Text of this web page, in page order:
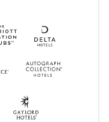
& Suites
口MVC
打开新窗口
Renaissance Hotels
打开新窗口 打开新窗口
Hotels
新窗口